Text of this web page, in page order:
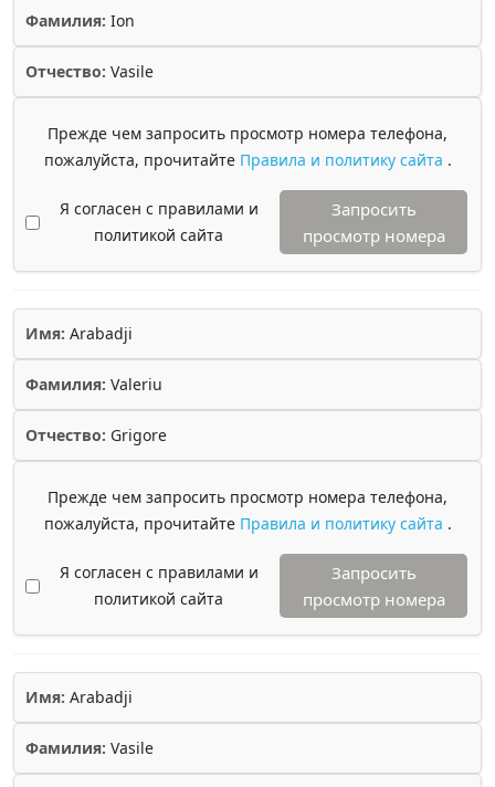
Фамилия: Ion
Отчество: Vasile
Прежде чем запросить просмотр номера телефона,
пожалуйста, прочитайте Правила и политику сайта .
Я согласен с правилами и
политикой сайта
Запросить
просмотр номера
Имя: Arabadji
Фамилия: Valeriu
Отчество: Grigore
Прежде чем запросить просмотр номера телефона,
пожалуйста, прочитайте Правила и политику сайта .
Я согласен с правилами и
политикой сайта
Запросить
просмотр номера
Имя: Arabadji
Фамилия: Vasile